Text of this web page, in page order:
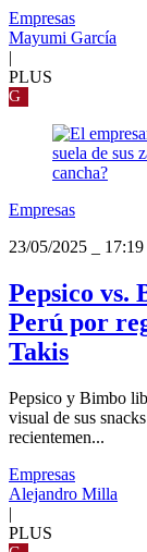
Empresas
Mayumi García
|
PLUS
G
Empresas
23/05/2025
17:19
Pepsico vs.
Perú por
Takis
Pepsico y Bimbo
visual de sus
recientemen...
Empresas
Alejandro Milla
|
PLUS